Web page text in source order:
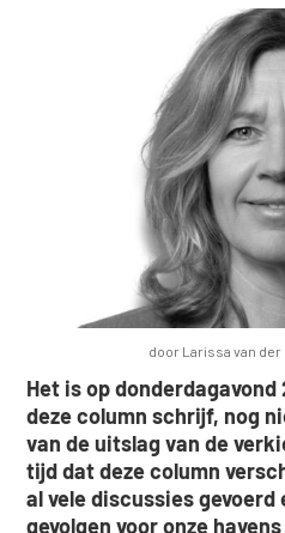
door Larissa van der
Het is op
deze column schrijf, nog
van de uitslag van de
tijd dat deze column
al vele discussies gevoerd
gevolgen voor onze